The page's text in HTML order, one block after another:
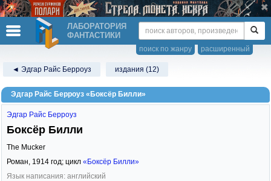
ЛАБОРАТОРИЯ
ФАНТАСТИКИ
расширенный
поиск по жанру
◄ Эдгар Райс Берроуз издания (12)
Эдгар Райс Берроуз «Боксёр Билли»
Эдгар Райс Берроуз
Боксёр Билли
The Mucker
Роман, 1914 год; цикл «Боксёр Билли»
Язык написания: английский